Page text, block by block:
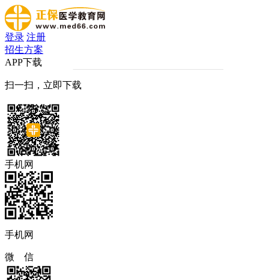
登录 注册
招生方案
APP下载
扫一扫，立即下载
手机网
手机网
微 信